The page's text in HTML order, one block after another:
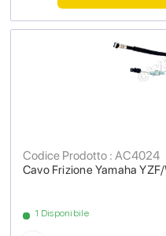
Cavo Frizione Yamaha
Codice Prodotto : AC4024
1 Disponibile